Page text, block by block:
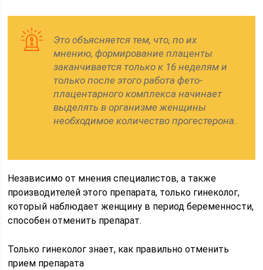
Это объясняется тем, что, по их
мнению, формирование плаценты
заканчивается только к 16 неделям и
только после этого работа фето-
плацентарного комплекса начинает
выделять в организме женщины
необходимое количество прогестерона.
Независимо от мнения специалистов, а также
производителей этого препарата, только гинеколог,
который наблюдает женщину в период беременности,
способен отменить препарат.
Только гинеколог знает, как правильно отменить
прием препарата